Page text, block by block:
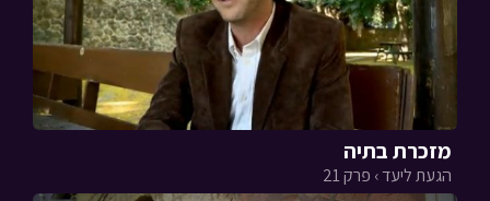
מזכרת בתיה
הגעת ליעד › פרק 21